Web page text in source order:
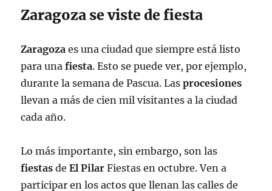
Zaragoza se viste de fiesta
Zaragoza es una ciudad que siempre está listo
para unafiesta. Esto se puede ver, por ejemplo,
durante la semana de Pascua. Lasprocesiones
llevan a más de cien mil visitantes a la ciudad
cada año.
Lo más importante, sin embargo, son las
fiestas deEl Pilar Fiestas en octubre. Ven a
participar en los actos que llenan las calles de